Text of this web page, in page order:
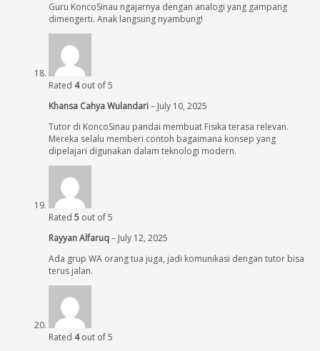
Guru KoncoSinau ngajarnya dengan analogi yang gampang
dimengerti. Anak langsung nyambung!
Rated 4out of 5
Khansa Cahya Wulandari– July 10, 2025
Tutor di KoncoSinau pandai membuat Fisika terasa relevan.
Mereka selalu memberi contoh bagaimana konsep yang
dipelajari digunakan dalam teknologi modern.
Rated 5 out of 5
Rayyan Alfaruq– July 12, 2025
Ada grup WA orang tua juga, jadi komunikasi dengan tutor bisa
terus jalan.
Rated 4out of 5